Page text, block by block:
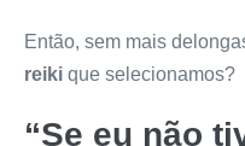
Então, sem mais
reiki que selecionamos?
“Se eu não